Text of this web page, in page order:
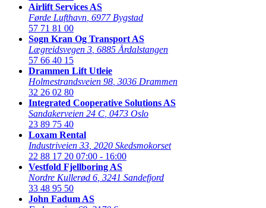
Airlift Services AS
Førde Lufthavn 6977 Bygstad
57 71 81 00
Sogn Kran Og Transport AS
Lægreidsvegen 3 6885 Årdalstangen
57 66 40 15
Drammen Lift Utleie
Holmestrandsveien 98 3036 Drammen
32 26 02 80
Integrated Cooperative Solutions AS
Sandakerveien 24 C 0473 Oslo
23 89 75 40
Loxam Rental
Industriveien 33 2020 Skedsmokorset
22 88 17 20 07:00 - 16:00
Vestfold Fjellboring AS
Nordre Kullerød 6 3241 Sandefjord
33 48 95 50
John Fadum AS